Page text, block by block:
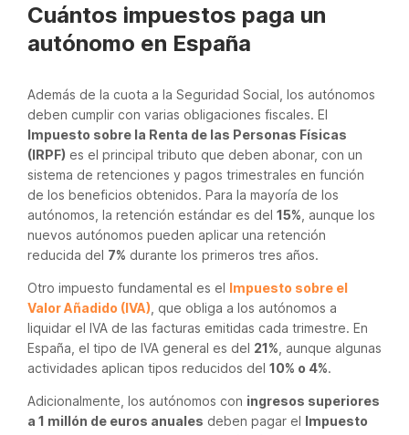
Cuántos impuestos paga un
autónomo en España
Además de la cuota a la Seguridad Social, los autónomos
deben cumplir con varias obligaciones fiscales. El
Impuesto sobre la Renta de las Personas Físicas
(IRPF) es el principal tributo que deben abonar, con un
sistema de retenciones y pagos trimestrales en función
de los beneficios obtenidos. Para la mayoría de los
autónomos, la retención estándar es del 15% , aunque los
nuevos autónomos pueden aplicar una retención
reducida del 7% durante los primeros tres años.
Otro impuesto fundamental es el Impuesto sobre el
Valor Añadido (IVA) , que obliga a los autónomos a
liquidar el IVA de las facturas emitidas cada trimestre. En
España, el tipo de IVA general es del 21% , aunque algunas
actividades aplican tipos reducidos del 10% o 4%.
Adicionalmente, los autónomos con ingresos superiores
a 1 millón de euros anuales deben pagar el Impuesto